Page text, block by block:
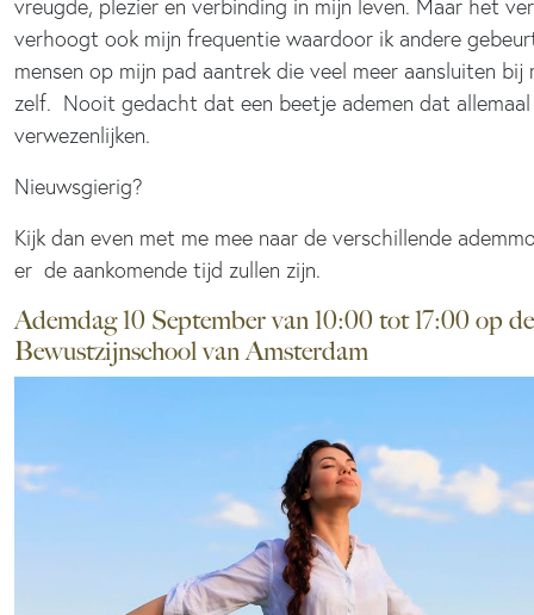
vreugde, plezier en verbinding in mijn leven. Maar het
verhoogt ook mijn frequentie waardoor ik andere
mensen op mijn pad aantrek die veel meer aansluiten bij
zelf. Nooit gedacht dat een beetje ademen dat allemaal
verwezenlijken.
Nieuwsgierig?
Kijk dan even met me mee naar de verschillende
er de aankomende tijd zullen zijn.
Ademdag 10 September van 10:00 tot 17:00 op de
Bewustzijnschool van Amsterdam